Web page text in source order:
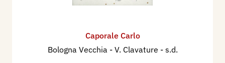
Caporale Carlo
Bologna Vecchia - V. Clavature - s.d.